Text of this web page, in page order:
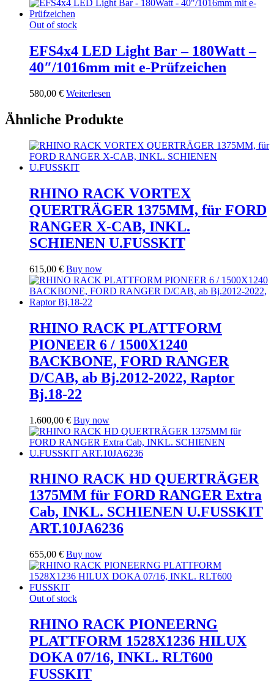
Out of stock
EFS4x4 LED Light Bar – 180Watt –
40″/1016mm mit e-Prüfzeichen
580,00 € Weiterlesen
Ähnliche Produkte
RHINO RACK VORTEX
QUERTRÄGER 1375MM, für FORD
RANGER X-CAB, INKL.
SCHIENEN U.FUSSKIT
615,00 € Buy now
RHINO RACK PLATTFORM
PIONEER 6 / 1500X1240
BACKBONE, FORD RANGER
D/CAB, ab Bj.2012-2022, Raptor
Bj.18-22
1.600,00 € Buy now
RHINO RACK HD QUERTRÄGER
1375MM für FORD RANGER Extra
Cab, INKL. SCHIENEN U.FUSSKIT
ART.10JA6236
655,00 € Buy now
Out of stock
RHINO RACK PIONEERNG
PLATTFORM 1528X1236 HILUX
DOKA 07/16, INKL. RLT600
FUSSKIT